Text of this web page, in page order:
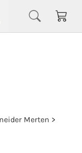
Merten >